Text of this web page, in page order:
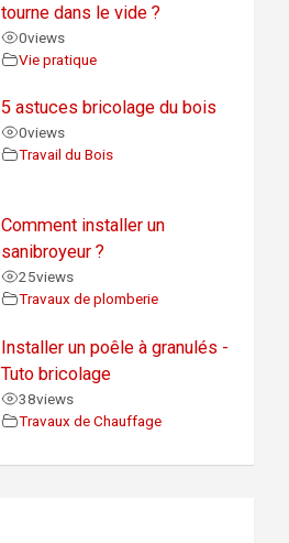
tourne dans le vide ?
0views
Vie pratique
5 astuces bricolage du bois
0views
Travail du Bois
Comment installer un
sanibroyeur ?
25views
Travaux de plomberie
Installer un poêle à granulés -
Tuto bricolage
38views
Travaux de Chauffage